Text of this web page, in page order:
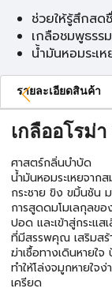
ช่วยให้รู้สึกส
เกลือชมพูธรร
น้ำมันหอมระเ
รายละเอียดสินค้า
เกลืออโรม่
ศาสตร์กลิ่นบำบัด
น้ำมันหอมระเหยจาก
กระชาย ขิง ขมิ้นชัน
การสูดดมโมเลกุลขอ
ปอด และเข้าสู่กระแส
ที่มีสรรพคุณ เสริมสร้
ฆ่าเชื้อทางเดินหายใ
ทำให้โล่งจมูกหายใจ
เครียด